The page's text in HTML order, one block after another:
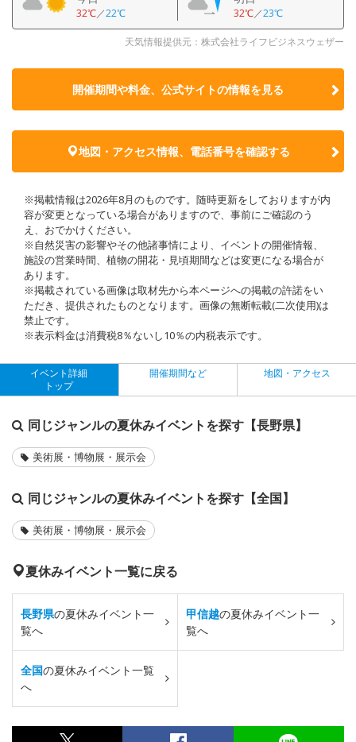
32℃／22℃ 32℃／23℃
天気情報提供元：株式会社ライフビジネスウェザー
開催期間や料金、公式サイトの情報を見る
地図・アクセス情報、電話番号を確認する
※掲載情報は2026年8月のものです。随時更新をしておりますが内
容が変更となっている場合がありますので、事前にご確認のう
え、おでかけください。
※自然災害の影響やその他諸事情により、イベントの開催情報、
施設の営業時間、植物の開花・見頃期間などは変更になる場合が
あります。
※掲載されている画像は取材先から本ページへの掲載の許諾をい
ただき、提供されたものとなります。画像の無断転載(二次使用)は
禁止です。
※表示料金は消費税8％ないし10％の内税表示です。
イベント詳細
トップ
開催期間など 地図・アクセス
同じジャンルの夏休みイベントを探す【長野県】
美術展・博物展・展示会
同じジャンルの夏休みイベントを探す【全国】
美術展・博物展・展示会
夏休みイベント一覧に戻る
長野県の夏休みイベント一
覧へ
甲信越の夏休みイベント一
覧へ
全国の夏休みイベント一覧
へ